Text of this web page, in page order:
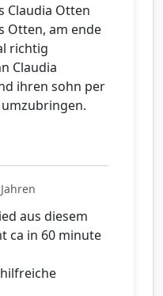
Claudia Otten
Otten, am ende
richtig
Claudia
ihren sohn per
aus diesem
ca in 60 minute